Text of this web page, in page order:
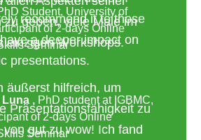
zu geben, viele Male im
einzigen Workshops.
äußerst hilfreich, um
Präsentationsfähigkeit zu
von gut zu wow! Ich fand
recommend it to those
a deeper impact on
presentations.
Luna , PhD student at IGBMC,
of 2-days Online
Seminar
Student, University of
of 2-days Online
Seminar